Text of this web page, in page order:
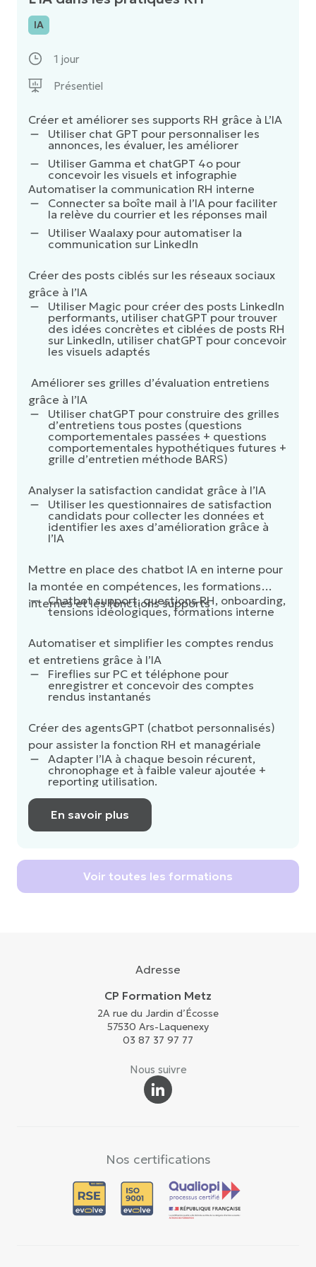
(interruptions des machines, bruits, travail
posté)
au désengagement
– Mener des entretiens spécifiques avec les
formés
IA
Créer et améliorer ses supports RH grâce à L’IA
Utiliser chat GPT pour personnaliser les
annonces, les évaluer, les améliorer
Utiliser Gamma et chatGPT 4o pour
concevoir les visuels et infographie
Automatiser la communication RH interne
Connecter sa boîte mail à l’IA pour faciliter
la relève du courrier et les réponses mail
Utiliser Waalaxy pour automatiser la
communication sur LinkedIn
Créer des posts ciblés sur les réseaux sociaux
grâce à l’IA
Utiliser Magic pour créer des posts LinkedIn
performants, utiliser chatGPT pour trouver
des idées concrètes et ciblées de posts RH
sur LinkedIn, utiliser chatGPT pour concevoir
les visuels adaptés
Améliorer ses grilles d’évaluation entretiens
grâce à l’IA
Utiliser chatGPT pour construire des grilles
d’entretiens tous postes (questions
comportementales passées + questions
comportementales hypothétiques futures +
grille d’entretien méthode BARS)
Analyser la satisfaction candidat grâce à l’IA
Utiliser les questionnaires de satisfaction
candidats pour collecter les données et
identifier les axes d’amélioration grâce à
l’IA
Mettre en place des chatbot IA en interne pour
la montée en compétences, les formations
internes et les fonctions supports
Chatbot support, questions RH, onboarding,
tensions idéologiques, formations interne
Automatiser et simplifier les comptes rendus
et entretiens grâce à l’IA
Fireflies sur PC et téléphone pour
enregistrer et concevoir des comptes
rendus instantanés
Créer des agentsGPT (chatbot personnalisés)
pour assister la fonction RH et managériale
Adapter l’IA à chaque besoin récurent,
chronophage et à faible valeur ajoutée +
reporting utilisation.
1 jour
Présentiel
En savoir plus
Voir toutes les formations
Nos certifications
Adresse
CP Formation Metz
2A rue du Jardin d’Écosse
57530 Ars-Laquenexy
03 87 37 97 77
Nous suivre